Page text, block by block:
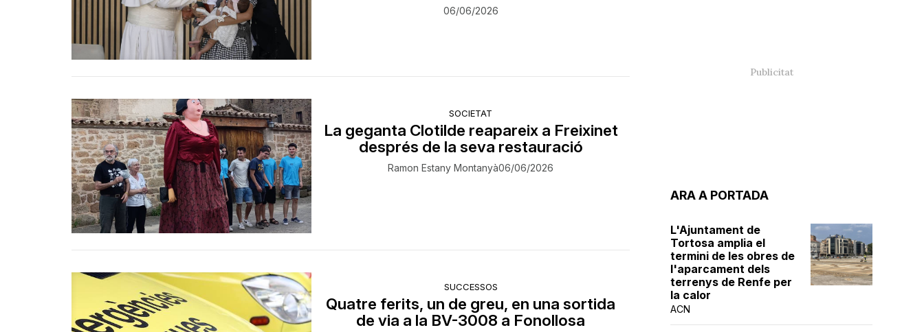
06/06/2026
SOCIETAT
La geganta Clotilde reapareix a Freixinet
després de la seva restauració
Ramon Estany Montanyà06/06/2026
SUCCESSOS
Quatre ferits, un de greu, en una sortida
de via a la BV-3008 a Fonollosa
ARA A PORTADA
L'Ajuntament de
Tortosa amplia el
termini de les obres de
l'aparcament dels
terrenys de Renfe per
la calor
ACN